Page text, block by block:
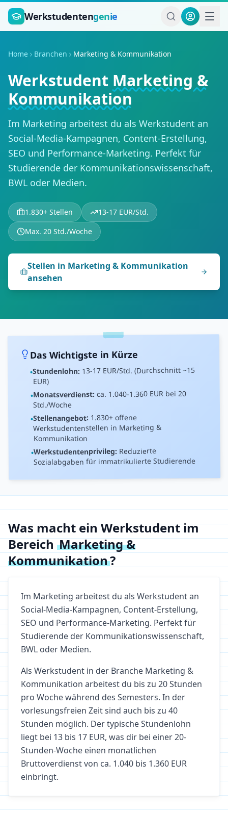
Zum Hauptinhalt springen
Werkstudentengenie
Home Branchen Marketing & Kommunikation
Werkstudent Marketing &
Kommunikation
Im Marketing arbeitest du als Werkstudent an
Social-Media-Kampagnen, Content-Erstellung,
SEO und Performance-Marketing. Perfekt für
Studierende der Kommunikationswissenschaft,
BWL oder Medien.
1.830+ Stellen 13-17 EUR/Std.
Max. 20 Std./Woche
Stellen in Marketing & Kommunikation
ansehen
Das Wichtigste in Kürze
•Stundenlohn: 13-17 EUR/Std. (Durchschnitt ~15
EUR)
•Monatsverdienst: ca. 1.040-1.360EUR bei 20
Std./Woche
•Stellenangebot: 1.830+ offene
Werkstudentenstellen in Marketing &
Kommunikation
•Werkstudentenprivileg: Reduzierte
Sozialabgaben für immatrikulierte Studierende
Was macht ein Werkstudent im
Bereich Marketing &
Kommunikation?
Im Marketing arbeitest du als Werkstudent an
Social-Media-Kampagnen, Content-Erstellung,
SEO und Performance-Marketing. Perfekt für
Studierende der Kommunikationswissenschaft,
BWL oder Medien.
Als Werkstudent in der Branche Marketing &
Kommunikation arbeitest du bis zu 20 Stunden
pro Woche während des Semesters. In der
vorlesungsfreien Zeit sind auch bis zu 40
Stunden möglich. Der typische Stundenlohn
liegt bei 13 bis 17 EUR, was dir bei einer 20-
Stunden-Woche einen monatlichen
Bruttoverdienst von ca. 1.040 bis 1.360 EUR
einbringt.